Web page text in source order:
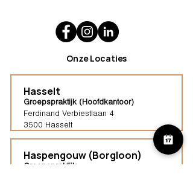
Onze Locaties
Hasselt
Groepspraktijk (Hoofdkantoor)
Ferdinand Verbiestlaan 4
3500 Hasselt
Haspengouw (Borgloon)